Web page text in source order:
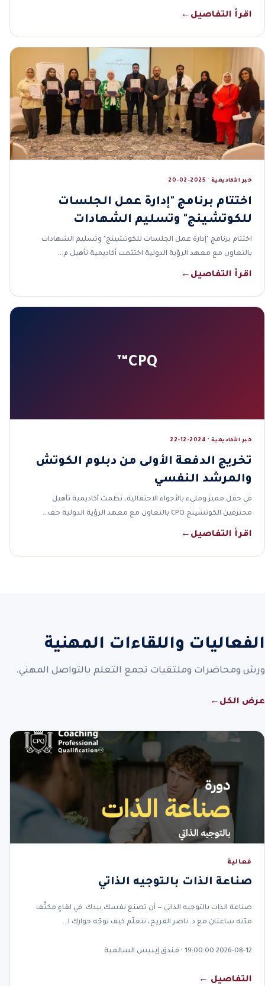
اقرأ التفاصيل ←
خبر الأكاديمية · 2025-02-20
اختتام برنامج "إدارة عمل الجلسات
للكوتشينج" وتسليم الشهادات
اختتام برنامج "إدارة عمل الجلسات للكوتشينج" وتسليم الشهادات
بالتعاون مع معهد الرؤية الدولية اختتمت أكاديمية تأهيل م…
اقرأ التفاصيل ←
CPQ™
خبر الأكاديمية · 2024-12-22
تخريج الدفعة الأولى من دبلوم الكوتش
والمرشد النفسي
في حفل مميز ومليء بالأجواء الاحتفالية، نظمت أكاديمية تأهيل
محترفين الكوتشينج CPQ بالتعاون مع معهد الرؤية الدولية حف…
اقرأ التفاصيل ←
الفعاليات واللقاءات المهنية
ورش ومحاضرات وملتقيات تجمع التعلم بالتواصل المهني.
عرض الكل ←
فعالية
صناعة الذات بالتوجيه الذاتي
صناعة الذات بالتوجيه الذاتي — أن تصنع نفسك بيدك. في لقاءٍ مكثّف
مدّته ساعتان مع د. ناصر الفريح، تتعلّم كيف توجّه حوارك ا…
2026-08-12 19:00:00 · فندق إيبيس السالمية
التفاصيل ←